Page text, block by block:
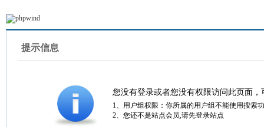
提示信息
您没有登录或者您没有权限访问此页面
1、用户组权限：你所属的用户组不能使用搜索
2、您还不是站点会员,请先登录站点